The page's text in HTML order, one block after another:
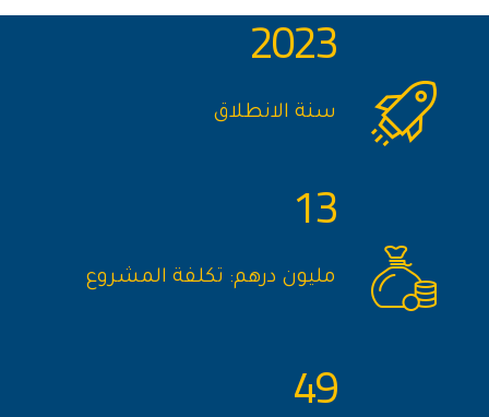
2023
سنة الانطلاق
13
مليون درهم: تكلفة المشروع
49